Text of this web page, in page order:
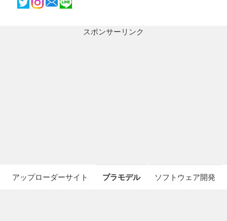
スポンサーリンク
アップローダーサイト プラモデル ソフトウェア開発